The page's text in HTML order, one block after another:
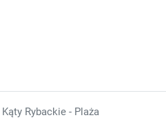
Kąty Rybackie - Plaża